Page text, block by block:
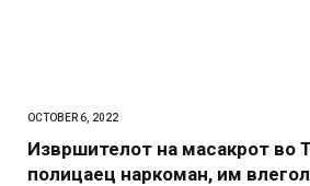
OCTOBER 6, 2022
Извршителот на масакрот во
полицаец наркоман, им